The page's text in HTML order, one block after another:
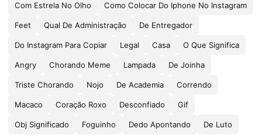
Com Estrela No Olho Como Colocar Do Iphone No Instagram
Feet Qual De Administração De Entregador
Do Instagram Para Copiar Legal Casa O Que Significa
Angry Chorando Meme Lampada De Joinha
Triste Chorando Nojo De Academia Correndo
Macaco Coração Roxo Desconfiado Gif
Obj Significado Foguinho Dedo Apontando De Luto